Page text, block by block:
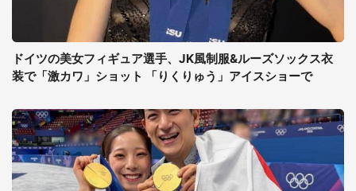
ドイツの美女フィギュア選手、JK風制服&ルーズソックス衣
装で「激カワ」ショット 「りくりゅう」アイスショーで